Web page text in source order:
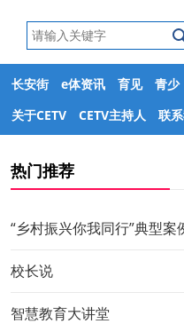
长安街 e体资讯 育见 青少
关于CETV CETV主持人 联
热门推荐
“乡村振兴你我同行”典型
校长说
智慧教育大讲堂